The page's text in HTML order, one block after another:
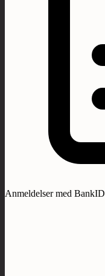
Anmeldelser med BankID